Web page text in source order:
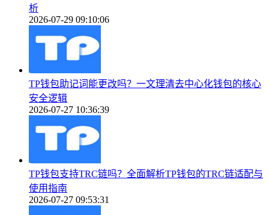
析
2026-07-29 09:10:06
TP钱包助记词能更改吗？一文理清去中心化钱包的核心
安全逻辑
2026-07-27 10:36:39
TP钱包支持TRC链吗？全面解析TP钱包的TRC链适配与
使用指南
2026-07-27 09:53:31